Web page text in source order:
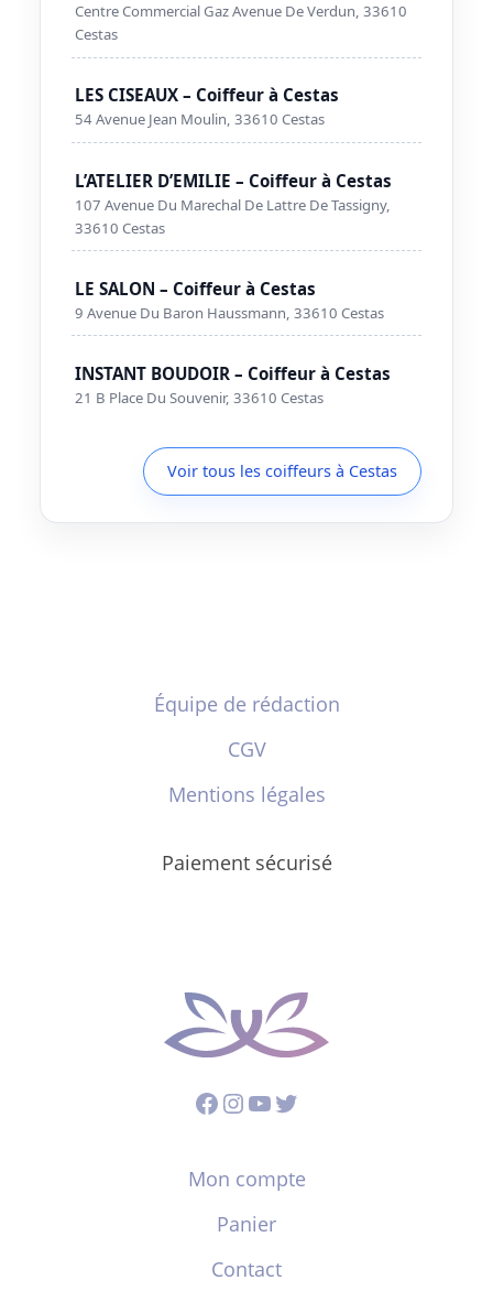
Centre Commercial Gaz Avenue De Verdun, 33610
Cestas
LES CISEAUX – Coiffeur à Cestas
54 Avenue Jean Moulin, 33610 Cestas
L’ATELIER D’EMILIE – Coiffeur à Cestas
107 Avenue Du Marechal De Lattre De Tassigny,
33610 Cestas
LE SALON – Coiffeur à Cestas
9 Avenue Du Baron Haussmann, 33610 Cestas
INSTANT BOUDOIR – Coiffeur à Cestas
21 B Place Du Souvenir, 33610 Cestas
Voir tous les coiffeurs à Cestas
Équipe de rédaction
CGV
Mentions légales
Paiement sécurisé
Facebook
Instagram
YouTube
Twitter
Mon compte
Panier
Contact